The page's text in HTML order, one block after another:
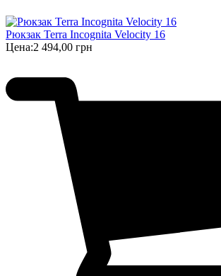
Рюкзак Terra Incognita Velocity 16
Цена:2 494,00 грн